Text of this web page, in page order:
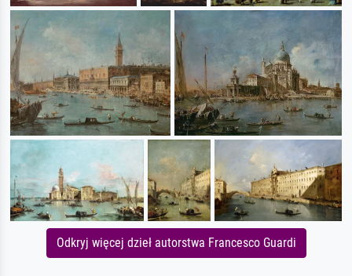
Odkryj więcej dzieł autorstwa Francesco Guardi